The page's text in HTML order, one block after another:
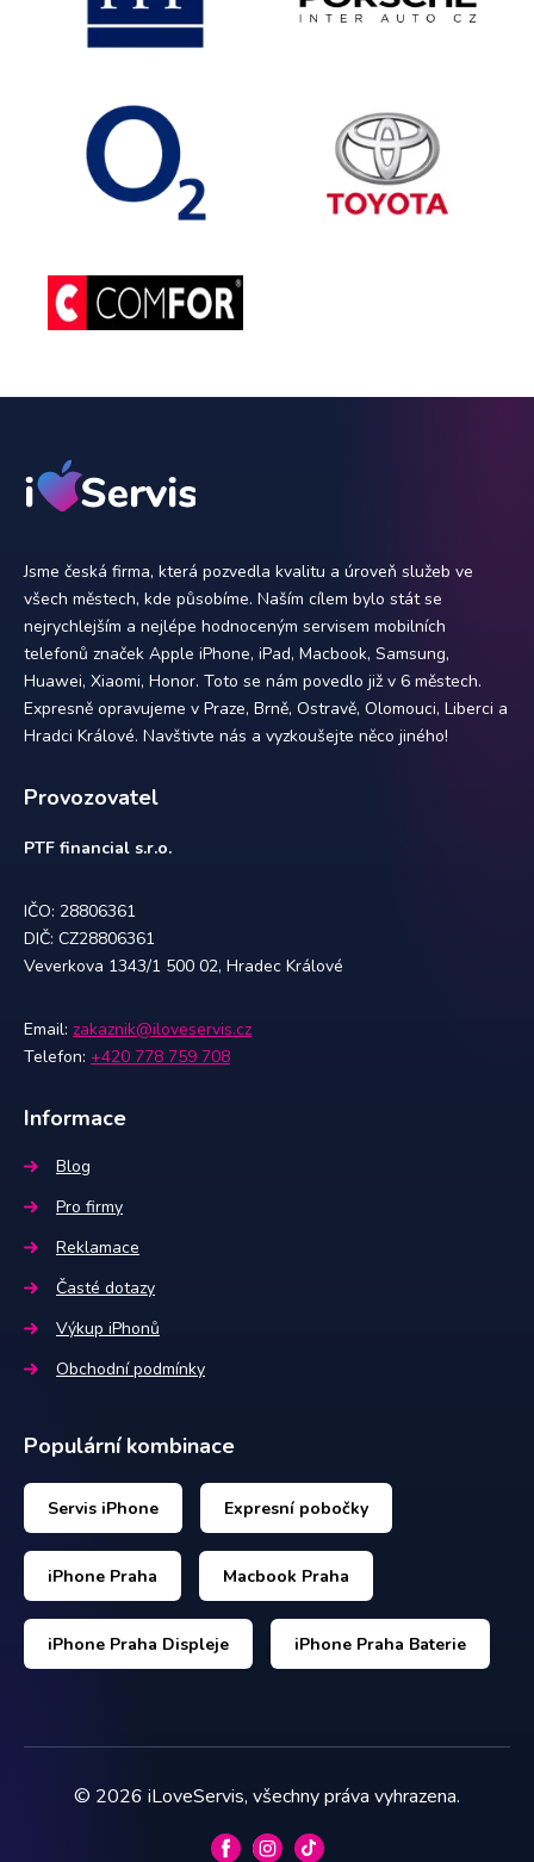
Jsme česká firma, která pozvedla kvalitu a úroveň služeb ve
všech městech, kde působíme. Naším cílem bylo stát se
nejrychlejším a nejlépe hodnoceným servisem mobilních
telefonů značek Apple iPhone, iPad, Macbook, Samsung,
Huawei, Xiaomi, Honor. Toto se nám povedlo již v 6 městech.
Expresně opravujeme v Praze, Brně, Ostravě, Olomouci, Liberci a
Hradci Králové. Navštivte nás a vyzkoušejte něco jiného!
Provozovatel
PTF financial s.r.o.
IČO: 28806361
DIČ: CZ28806361
Veverkova 1343/1 500 02, Hradec Králové
Email: zakaznik@iloveservis.cz
Telefon: +420 778 759 708
Informace
Blog
Pro firmy
Reklamace
Časté dotazy
Výkup iPhonů
Obchodní podmínky
Populární kombinace
Servis iPhone Expresní pobočky
iPhone Praha Macbook Praha
iPhone Praha Displeje iPhone Praha Baterie
© 2026 iLoveServis, všechny práva vyhrazena.